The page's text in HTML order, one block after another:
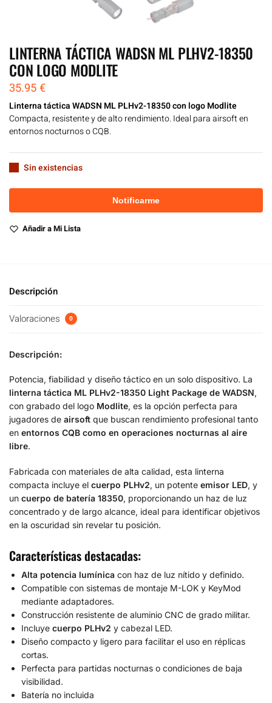
LINTERNA TÁCTICA WADSN ML PLHV2-18350
CON LOGO MODLITE
35.95€
Linterna táctica WADSN ML PLHv2-18350 con logo Modlite
Compacta, resistente y de alto rendimiento. Ideal para airsoft en
entornos nocturnos o CQB.
Sin existencias
Añadir a Mi Lista
Descripción
Valoraciones 0
Descripción:
Potencia, fiabilidad y diseño táctico en un solo dispositivo. La
linterna táctica ML PLHv2-18350 Light Package de WADSN,
con grabado del logo Modlite, es la opción perfecta para
jugadores de airsoft que buscan rendimiento profesional tanto
en entornos CQB como en operaciones nocturnas al aire
libre.
Fabricada con materiales de alta calidad, esta linterna
compacta incluye el cuerpo PLHv2, un potente emisor LED, y
un cuerpo de batería 18350, proporcionando un haz de luz
concentrado y de largo alcance, ideal para identificar objetivos
en la oscuridad sin revelar tu posición.
Características destacadas:
Alta potencia lumínica con haz de luz nítido y definido.
Compatible con sistemas de montaje M-LOK y KeyMod
mediante adaptadores.
Construcción resistente de aluminio CNC de grado militar.
Incluye cuerpo PLHv2 y cabezal LED.
Diseño compacto y ligero para facilitar el uso en réplicas
cortas.
Perfecta para partidas nocturnas o condiciones de baja
visibilidad.
Batería no incluida